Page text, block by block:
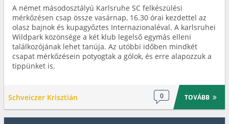
A német másodosztályú Karlsruhe SC felkészülési
mérkőzésen csap össze vasárnap, 16.30 órai kezdettel az
olasz bajnok és kupagyőztes Internazionaléval. A karlsruhei
Wildpark közönsége a két klub legelső egymás elleni
találkozójának lehet tanúja. Az utóbbi időben mindkét
csapat mérkőzésein potyogtak a gólok, és erre alapozzuk a
tippünket is.
Schveiczer Krisztián 0 TOVÁBB